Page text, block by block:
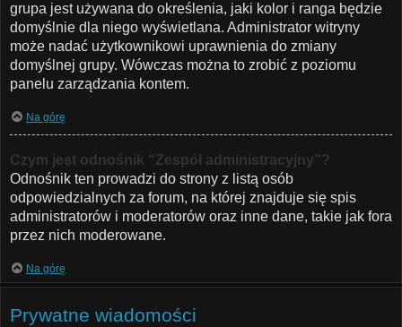
grupa jest używana do określenia, jaki kolor i ranga będzie
domyślnie dla niego wyświetlana. Administrator witryny
może nadać użytkownikowi uprawnienia do zmiany
domyślnej grupy. Wówczas można to zrobić z poziomu
panelu zarządzania kontem.
Na górę
Czym jest odnośnik “Zespół administracyjny”?
Odnośnik ten prowadzi do strony z listą osób
odpowiedzialnych za forum, na której znajduje się spis
administratorów i moderatorów oraz inne dane, takie jak fora
przez nich moderowane.
Na górę
Prywatne wiadomości